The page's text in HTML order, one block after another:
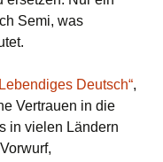
Semi, was
Deutsch“,
Vertrauen in die
in vielen Ländern